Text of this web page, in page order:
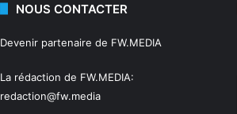
NOUS CONTACTER
Devenir partenaire de FW.MEDIA
La rédaction de FW.MEDIA:
redaction@fw.media